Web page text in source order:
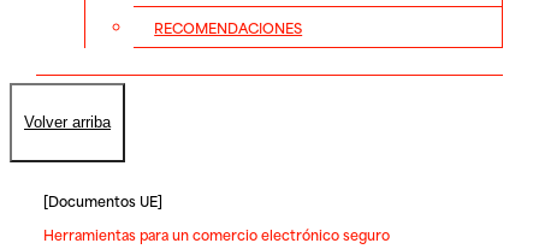
RECOMENDACIONES
Volver arriba
[Documentos UE]
Herramientas para un comercio electrónico seguro